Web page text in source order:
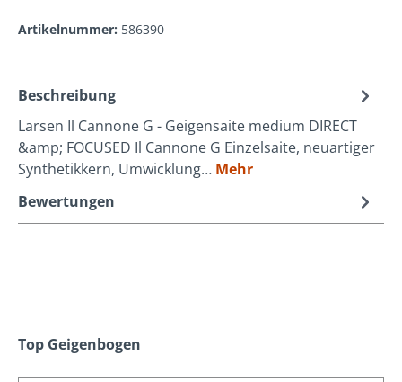
Artikelnummer: 586390
Beschreibung
Larsen Il Cannone G - Geigensaite medium DIRECT
&amp; FOCUSED Il Cannone G Einzelsaite, neuartiger
Synthetikkern, Umwicklung… Mehr
Bewertungen
Produktgalerie überspringen
Top Geigenbogen